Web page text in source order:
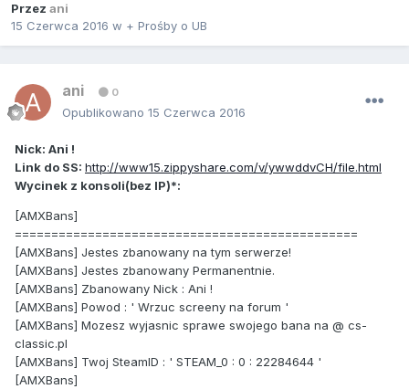
Przez ani
15 Czerwca 2016 w + Prośby o UB
ani 0
Opublikowano 15 Czerwca 2016
Nick: Ani !
Link do SS: http://www15.zippyshare.com/v/ywwddvCH/file.html
Wycinek z konsoli(bez IP)*:
[AMXBans]
===============================================
[AMXBans] Jestes zbanowany na tym serwerze!
[AMXBans] Jestes zbanowany Permanentnie.
[AMXBans] Zbanowany Nick : Ani !
[AMXBans] Powod : ' Wrzuc screeny na forum '
[AMXBans] Mozesz wyjasnic sprawe swojego bana na @ cs-
classic.pl
[AMXBans] Twoj SteamID : ' STEAM_0 : 0 : 22284644 '
[AMXBans]